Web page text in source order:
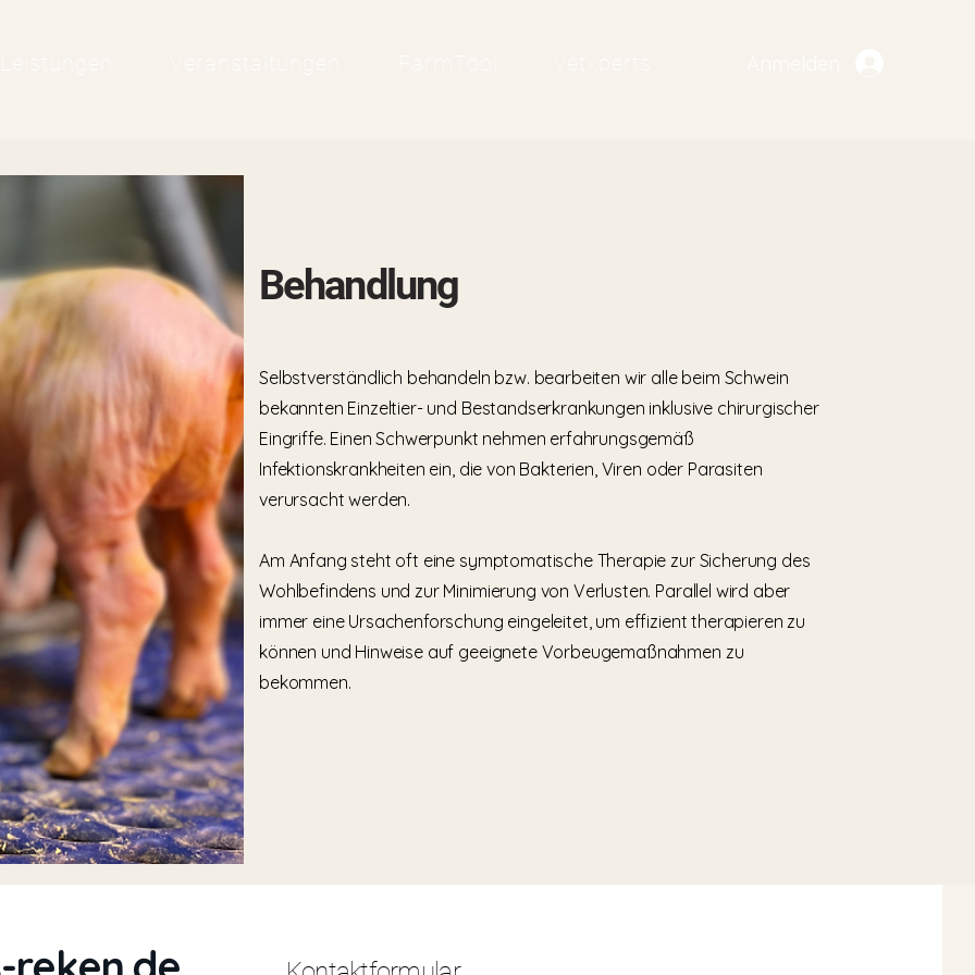
Behandlung
Selbstverständlich behandeln bzw. bearbeiten wir alle beim Schwein
bekannten Einzeltier- und Bestandserkrankungen inklusive chirurgischer
Eingriffe. Einen Schwerpunkt nehmen erfahrungsgemäß
Infektionskrankheiten ein, die von Bakterien, Viren oder Parasiten
verursacht werden.
​Am Anfang steht oft eine symptomatische Therapie zur Sicherung des
Wohlbefindens und zur Minimierung von Verlusten. Parallel wird aber
immer eine Ursachenforschung eingeleitet, um effizient therapieren zu
können und Hinweise auf geeignete Vorbeugemaßnahmen zu
bekommen.